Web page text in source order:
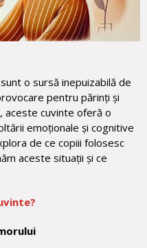
o sursă inepuizabilă de
pentru părinți și
aceste cuvinte oferă o
emoționale și cognitive
de ce copiii folosesc
aceste situații și ce